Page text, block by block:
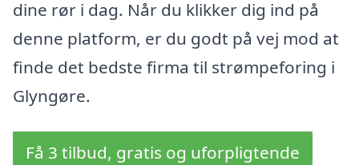
dine rør i dag. Når du klikker dig ind på
denne platform, er du godt på vej mod at
finde det bedste firma til strømpeforing i
Glyngøre.
Få 3 tilbud, gratis og uforpligtende